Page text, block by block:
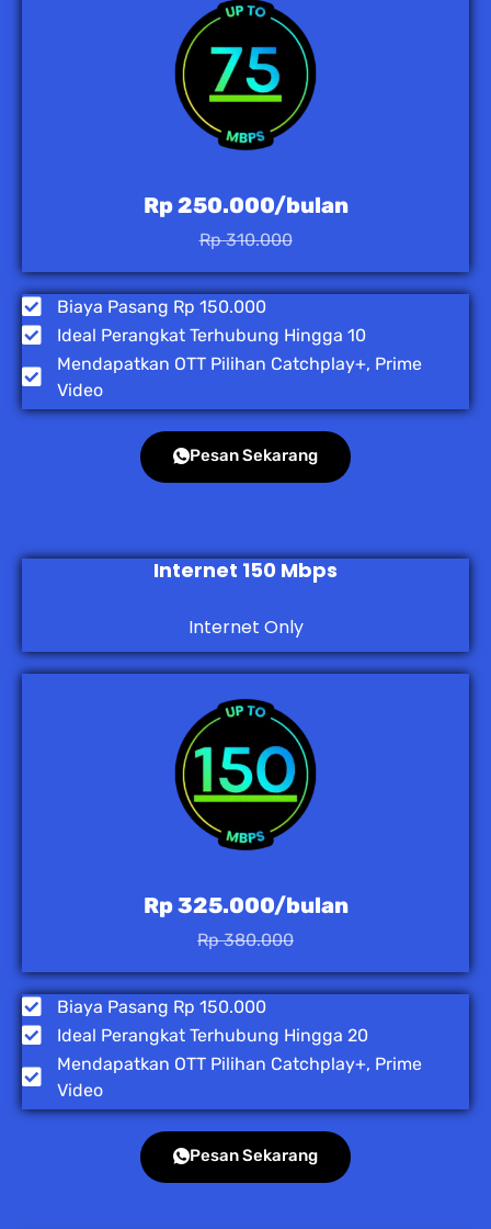
Rp 250.000/bulan
Rp 310.000
Biaya Pasang Rp 150.000
Ideal Perangkat Terhubung Hingga 10
Mendapatkan OTT Pilihan Catchplay+, Prime
Video
Pesan Sekarang
Internet 150 Mbps
Internet Only
Rp 325.000/bulan
Rp 380.000
Biaya Pasang Rp 150.000
Ideal Perangkat Terhubung Hingga 20
Mendapatkan OTT Pilihan Catchplay+, Prime
Video
Pesan Sekarang